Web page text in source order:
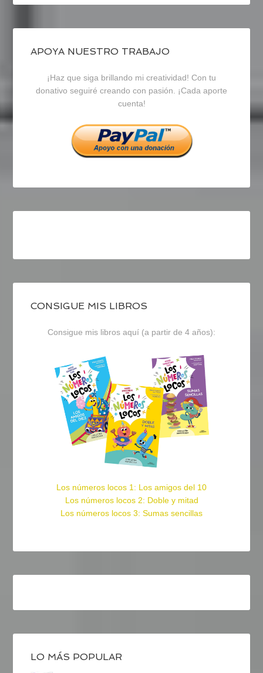
de
blogrecursosep
en
Facebook
de
recursosep
en
Twitter
de
recursosep
en
Instagram
APOYA NUESTRO TRABAJO
¡Haz que siga brillando mi creatividad! Con tu
donativo seguiré creando con pasión. ¡Cada aporte
cuenta!
CONSIGUE MIS LIBROS
Consigue mis libros aquí (a partir de 4 años):
Los números locos 1: Los amigos del 10
Los números locos 2: Doble y mitad
Los números locos 3: Sumas sencillas
LO MÁS POPULAR